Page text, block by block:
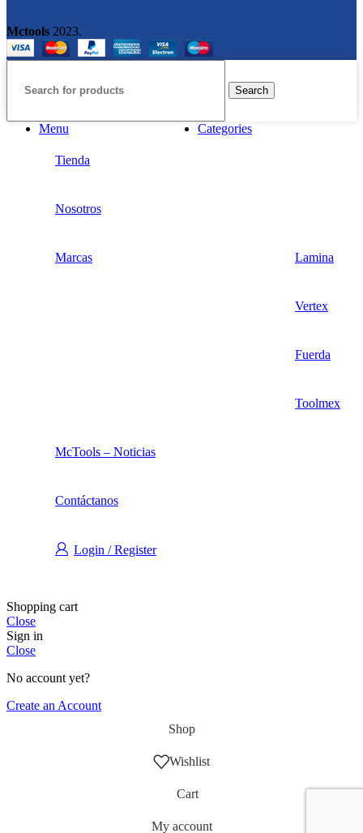
Mctools 2023.
Search
Menu Categories
Tienda
Nosotros
Marcas Lamina
Vertex
Fuerda
Toolmex
McTools – Noticias
Contáctanos
Login / Register
Shopping cart
Close
Sign in
Close
No account yet?
Create an Account
Shop
Wishlist
Cart
My account